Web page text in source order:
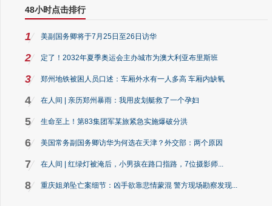
48小时点击排行
1 美副国务卿将于7月25日至26日访华
2 定了！2032年夏季奥运会主办城市为澳大利亚布里斯班
3 郑州地铁被困人员口述：车厢外水有一人多高 车厢内缺氧
4 在人间 | 亲历郑州暴雨：我用皮划艇救了一个孕妇
5 生命至上！第83集团军某旅紧急实施爆破分洪
6 美国常务副国务卿访华为何选在天津？外交部：两个原因
7 在人间 | 红绿灯被淹后，小男孩在路口指路，7位摄影师...
8 重庆姐弟坠亡案细节：凶手欲靠悲情蒙混 警方现场勘察发现...